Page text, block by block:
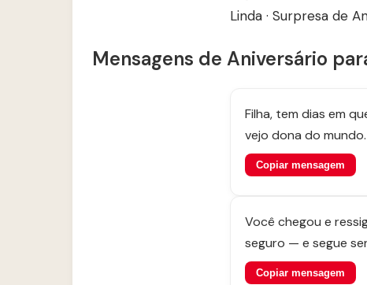
Linda · Surpresa de
Mensagens de Aniversário
Filha, tem dias em
vejo dona do
Copiar mensagem
Você chegou e
seguro — e segue
Copiar mensagem